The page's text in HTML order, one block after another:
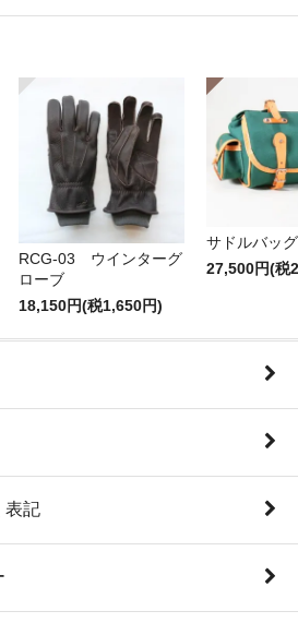
RCG-03 ウインターグ
ローブ
18,150円(税1,650円)
サドルバッ
27,500円(税
表記